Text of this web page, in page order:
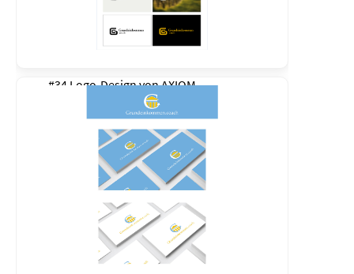
#34 Logo-Design vonAXIOM